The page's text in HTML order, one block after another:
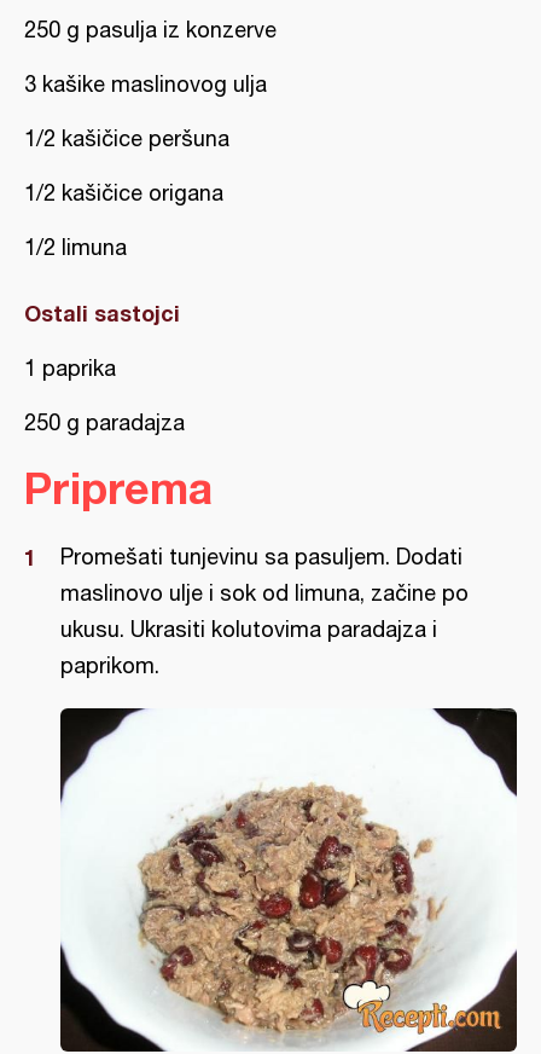
250 g pasulja iz konzerve
3 kašike maslinovog ulja
1/2 kašičice peršuna
1/2 kašičice origana
1/2 limuna
Ostali sastojci
1 paprika
250 g paradajza
Priprema
Promešati tunjevinu sa pasuljem. Dodati
maslinovo ulje i sok od limuna, začine po
ukusu. Ukrasiti kolutovima paradajza i
paprikom.